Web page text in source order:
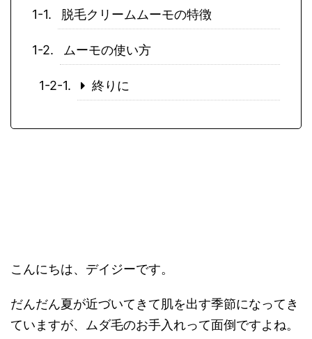
脱毛クリームムーモの特徴
ムーモの使い方
終りに
こんにちは、デイジーです。
だんだん夏が近づいてきて肌を出す季節になってき
ていますが、ムダ毛のお手入れって面倒ですよね。